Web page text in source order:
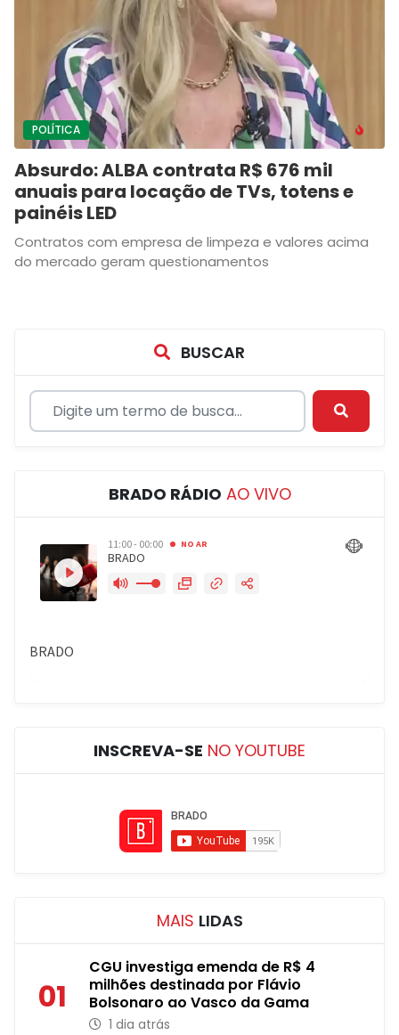
POLÍTICA
Absurdo: ALBA contrata R$ 676 mil
anuais para locação de TVs, totens e
painéis LED
Contratos com empresa de limpeza e valores acima
do mercado geram questionamentos
BUSCAR
BRADO RÁDIO AO VIVO
INSCREVA-SE NO YOUTUBE
MAIS LIDAS
01
CGU investiga emenda de R$ 4
milhões destinada por Flávio
Bolsonaro ao Vasco da Gama
1 dia atrás